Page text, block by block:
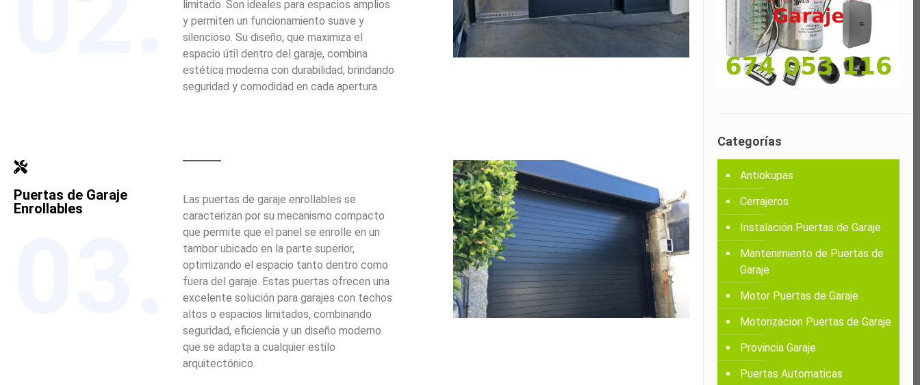
limitado. Son ideales para espacios amplios
y permiten un funcionamiento suave y
silencioso. Su diseño, que maximiza el
espacio útil dentro del garaje, combina
estética moderna con durabilidad, brindando
seguridad y comodidad en cada apertura.
Puertas de Garaje
Enrollables
Las puertas de garaje enrollables se
caracterizan por su mecanismo compacto
que permite que el panel se enrolle en un
tambor ubicado en la parte superior,
optimizando el espacio tanto dentro como
fuera del garaje. Estas puertas ofrecen una
excelente solución para garajes con techos
altos o espacios limitados, combinando
seguridad, eficiencia y un diseño moderno
que se adapta a cualquier estilo
arquitectónico.
Categorías
Antiokupas
Cerrajeros
Instalación Puertas de Garaje
Mantenimiento de Puertas de
Garaje
Motor Puertas de Garaje
Motorizacion Puertas de Garaje
Provincia Garaje
Puertas Automaticas